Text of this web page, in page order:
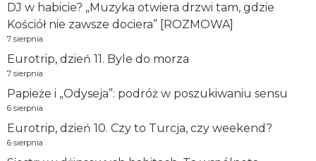
DJ w habicie? „Muzyka otwiera drzwi tam, gdzie
Kościół nie zawsze dociera” [ROZMOWA]
7 sierpnia
Eurotrip, dzień 11. Byle do morza
7 sierpnia
Papieże i „Odyseja”: podróż w poszukiwaniu sensu
6 sierpnia
Eurotrip, dzień 10. Czy to Turcja, czy weekend?
6 sierpnia